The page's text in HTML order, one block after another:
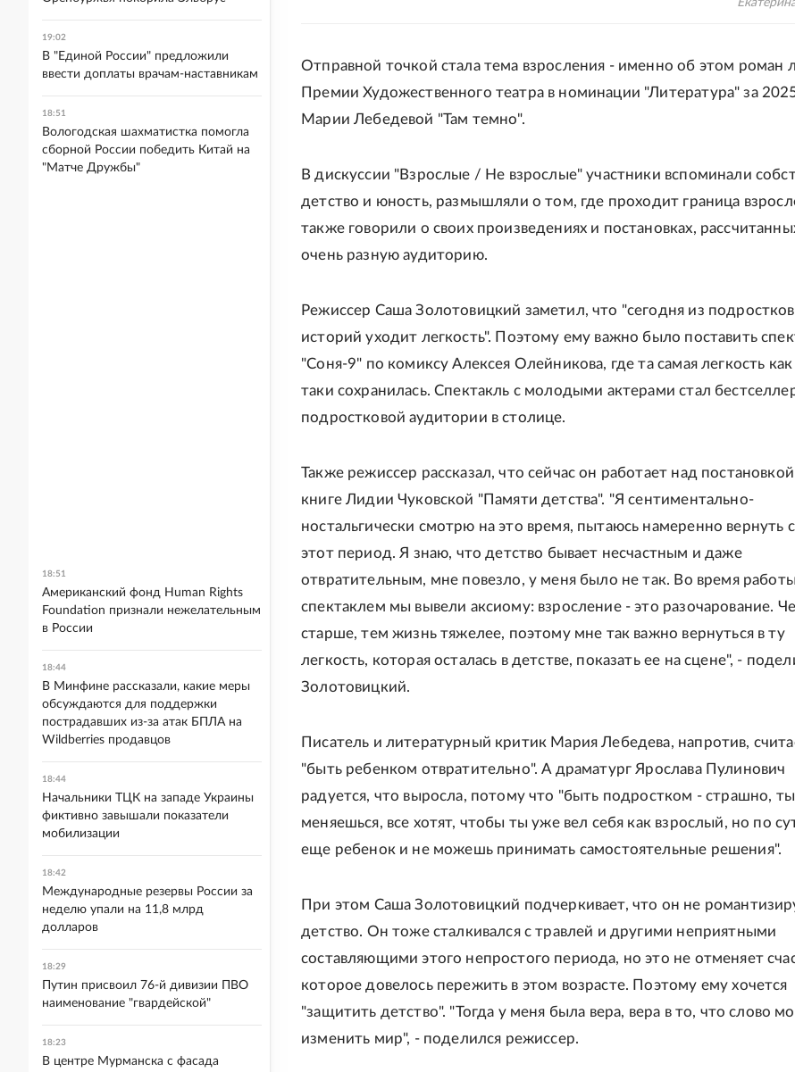
Отправной точкой стала тема взросления - именно об этом роман
Премии Художественного театра в номинации "Литература" за
Марии Лебедевой "Там темно".
В дискуссии "Взрослые / Не взрослые" участники вспоминали
детство и юность, размышляли о том, где проходит граница
также говорили о своих произведениях и постановках,
очень разную аудиторию.
Режиссер Саша Золотовицкий заметил, что "сегодня из
историй уходит легкость". Поэтому ему важно было поставить
"Соня-9" по комиксу Алексея Олейникова, где та самая легкость как
таки сохранилась. Спектакль с молодыми актерами стал
подростковой аудитории в столице.
Также режиссер рассказал, что сейчас он работает над
книге Лидии Чуковской "Памяти детства". "Я сентиментально-
ностальгически смотрю на это время, пытаюсь намеренно вернуть
этот период. Я знаю, что детство бывает несчастным и даже
отвратительным, мне повезло, у меня было не так. Во время
спектаклем мы вывели аксиому: взросление - это разочарование.
старше, тем жизнь тяжелее, поэтому мне так важно вернуться в ту
легкость, которая осталась в детстве, показать ее на сцене", -
Золотовицкий.
Писатель и литературный критик Мария Лебедева, напротив,
"быть ребенком отвратительно". А драматург Ярослава Пулинович
радуется, что выросла, потому что "быть подростком - страшно, ты
меняешься, все хотят, чтобы ты уже вел себя как взрослый, но по
еще ребенок и не можешь принимать самостоятельные решения".
При этом Саша Золотовицкий подчеркивает, что он не
детство. Он тоже сталкивался с травлей и другими неприятными
составляющими этого непростого периода, но это не отменяет
которое довелось пережить в этом возрасте. Поэтому ему хочется
"защитить детство". "Тогда у меня была вера, вера в то, что слово
изменить мир", - поделился режиссер.
19:02
В "Единой России" предложили
ввести доплаты врачам-наставникам
18:51
Вологодская шахматистка помогла
сборной России победить Китай на
"Матче Дружбы"
18:51
Американский фонд Human Rights
Foundation признали нежелательным
в России
18:44
В Минфине рассказали, какие меры
обсуждаются для поддержки
пострадавших из-за атак БПЛА на
Wildberries продавцов
18:44
Начальники ТЦК на западе Украины
фиктивно завышали показатели
мобилизации
18:42
Международные резервы России за
неделю упали на 11,8 млрд
долларов
18:29
Путин присвоил 76-й дивизии ПВО
наименование "гвардейской"
18:23
В центре Мурманска с фасада